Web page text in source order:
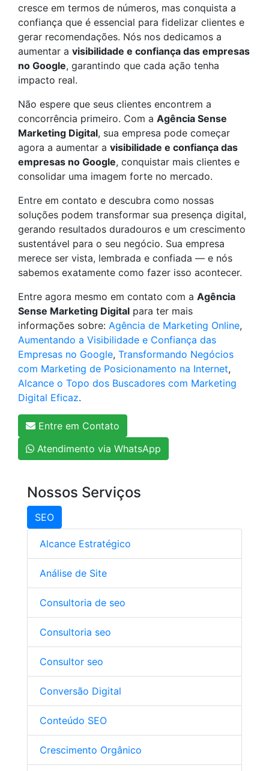
cresce em termos de números, mas conquista a
confiança que é essencial para fidelizar clientes e
gerar recomendações. Nós nos dedicamos a
aumentar a visibilidade e confiança das empresas
no Google, garantindo que cada ação tenha
impacto real.
Não espere que seus clientes encontrem a
concorrência primeiro. Com a Agência Sense
Marketing Digital, sua empresa pode começar
agora a aumentar a visibilidade e confiança das
empresas no Google, conquistar mais clientes e
consolidar uma imagem forte no mercado.
Entre em contato e descubra como nossas
soluções podem transformar sua presença digital,
gerando resultados duradouros e um crescimento
sustentável para o seu negócio. Sua empresa
merece ser vista, lembrada e confiada — e nós
sabemos exatamente como fazer isso acontecer.
Entre agora mesmo em contato com a Agência
Sense Marketing Digital para ter mais
informações sobre: Agência de Marketing Online,
Aumentando a Visibilidade e Confiança das
Empresas no Google, Transformando Negócios
com Marketing de Posicionamento na Internet,
Alcance o Topo dos Buscadores com Marketing
Digital Eficaz.
Entre em Contato
Atendimento via WhatsApp
Nossos Serviços
SEO
Alcance Estratégico
Análise de Site
Consultoria de seo
Consultoria seo
Consultor seo
Conversão Digital
Conteúdo SEO
Crescimento Orgânico